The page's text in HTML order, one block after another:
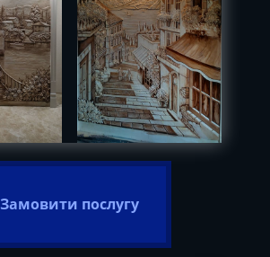
Замовити послугу